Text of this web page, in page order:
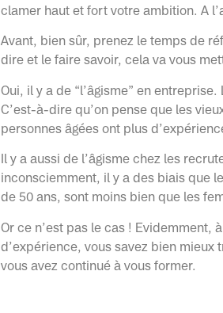
clamer haut et fort votre ambition. A
Avant, bien sûr, prenez le temps de
dire et le faire savoir, cela va vous
Oui, il y a de “l’âgisme” en
C’est-à-dire qu’on pense que les
personnes âgées ont plus
Il y a aussi de l’âgisme chez les
inconsciemment, il y a des biais que
de 50 ans, sont moins bien que les
Or ce n’est pas le cas ! Evidemment,
d’expérience, vous savez bien mieux
vous avez continué à vous former.